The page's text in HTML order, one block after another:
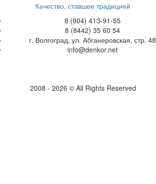
Качество, ставшее традицией
8 (904) 413-91-55
8 (8442) 35 60 54
г. Волгоград, ул. Абганеровская, стр. 48
info@denkor.net
2008 - 2026 © All Rights Reserved